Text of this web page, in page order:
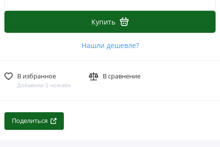
Купить
Нашли дешевле?
В избранное
Добавили 5 человек
В сравнение
Поделиться